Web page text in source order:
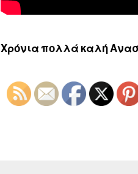
Χρόνια πολλά καλή